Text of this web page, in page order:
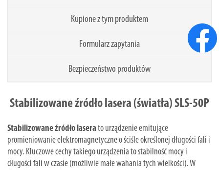
Kupione z tym produktem
Formularz zapytania
Bezpieczeństwo produktów
Stabilizowane źródło lasera (światła) SLS-50P
Stabilizowane źródło laserato urządzenie emitujące
promieniowanie elektromagnetyczne o ściśle określonej długości fali i
mocy. Kluczowe cechy takiego urządzenia to stabilność mocy i
długości fali w czasie (możliwie małe wahania tych wielkości). W